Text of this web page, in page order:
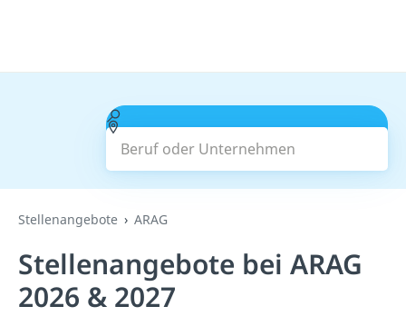
Beruf oder Unternehmen
Suchen
Stellenangebote ARAG
Stellenangebote bei ARAG
2026 & 2027